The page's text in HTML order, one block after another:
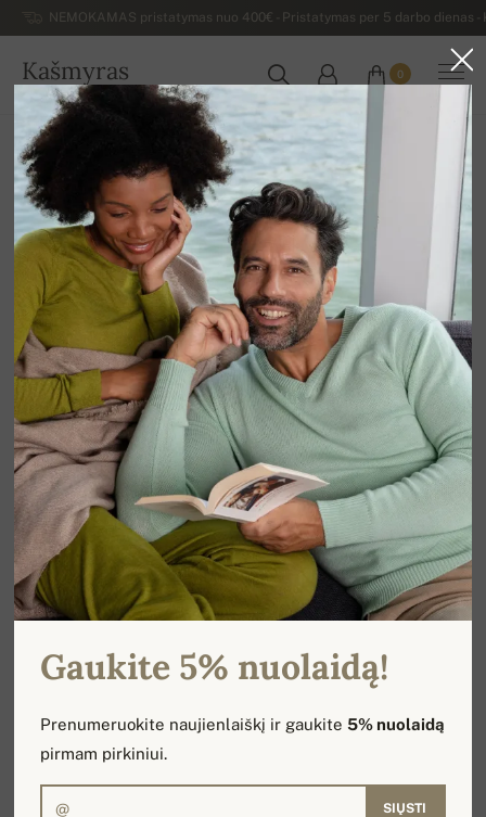
NEMOKAMAS pristatymas nuo 400€ - Pristatymas per 5 darbo dienas
Kašmyras
LIETUVA
0
Atgal
Moteriški kašmyro megztiniai
Moteriški megztiniai V formos iškirpte
Gaukite 5% nuolaidą!
Prenumeruokite naujienlaiškį ir gaukite5% nuolaidą
pirmam pirkiniui.
SIŲSTI